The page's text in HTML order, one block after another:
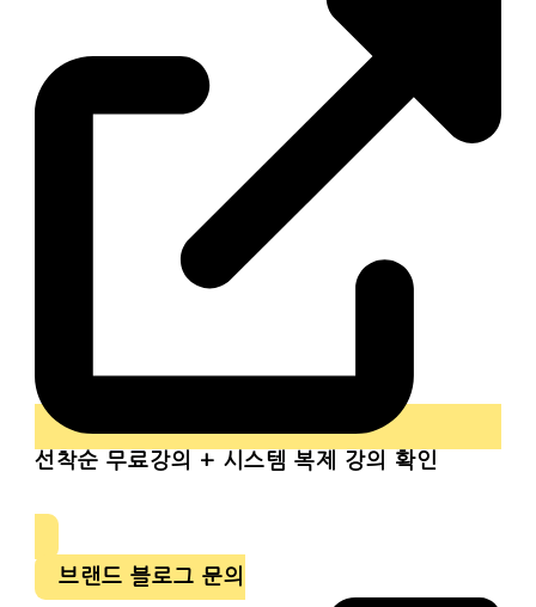
선착순 무료강의 + 시스템 복제 강의 확인
브랜드 블로그 문의